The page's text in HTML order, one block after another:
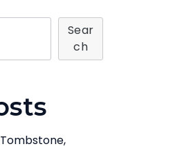
Sear
Ch